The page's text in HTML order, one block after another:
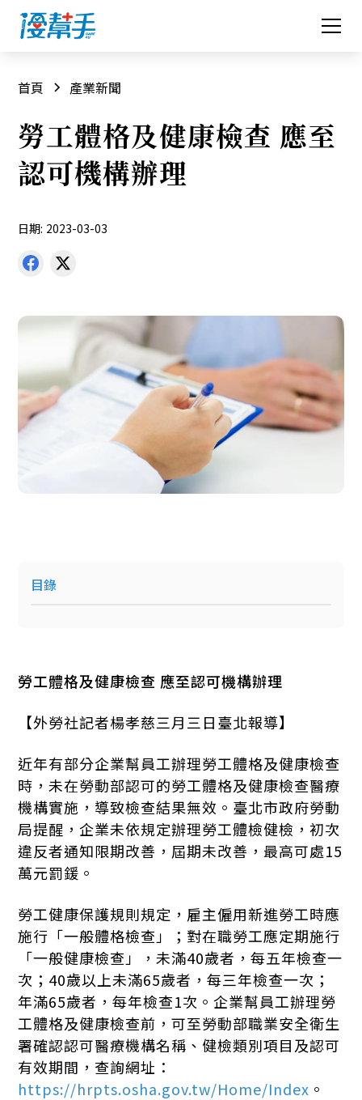
首頁 產業新聞
勞工體格及健康檢查 應至
認可機構辦理
日期: 2023-03-03
目錄
勞工體格及健康檢查 應至認可機構辦理
【外勞社記者楊孝慈三月三日臺北報導】
近年有部分企業幫員工辦理勞工體格及健康檢查
時，未在勞動部認可的勞工體格及健康檢查醫療
機構實施，導致檢查結果無效。臺北市政府勞動
局提醒，企業未依規定辦理勞工體檢健檢，初次
違反者通知限期改善，屆期未改善，最高可處15
萬元罰鍰。
勞工健康保護規則規定，雇主僱用新進勞工時應
施行「一般體格檢查」；對在職勞工應定期施行
「一般健康檢查」，未滿40歲者，每五年檢查一
次；40歲以上未滿65歲者，每三年檢查一次；
年滿65歲者，每年檢查1次。企業幫員工辦理勞
工體格及健康檢查前，可至勞動部職業安全衛生
署確認認可醫療機構名稱、健檢類別項目及認可
有效期間，查詢網址：
https://hrpts.osha.gov.tw/Home/Index 。